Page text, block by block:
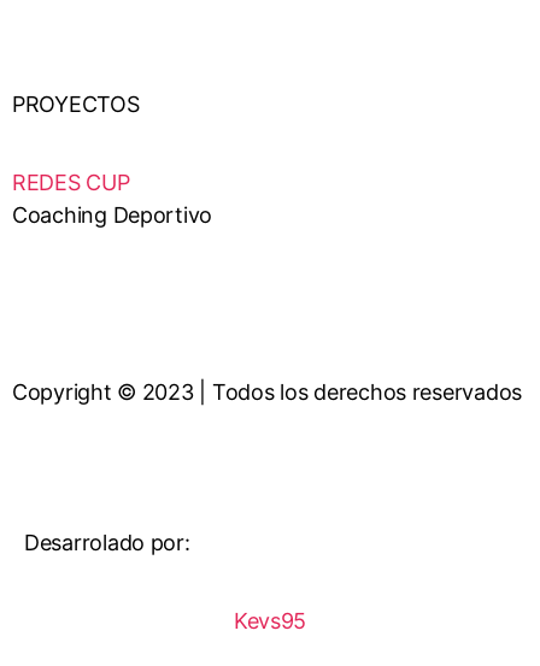
PROYECTOS
REDES CUP
Coaching Deportivo
Copyright © 2023 | Todos los derechos reservados
Desarrolado por:
Kevs95